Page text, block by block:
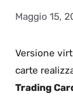
Maggio 15,
Versione
carte
Trading